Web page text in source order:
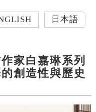
日本語
家白嘉琳系列
創造性與歷史